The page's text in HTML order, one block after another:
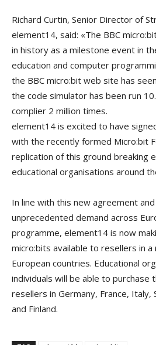
Richard Curtin, Senior Director of
element14, said: «The BBC
in history as a milestone event in
education and computer
the BBC micro:bit web site has
the code simulator has been run
complier 2 million times.
element14 is excited to have
with the recently formed Micro:bit
replication of this ground breaking
educational organisations around
In line with this new agreement
unprecedented demand across
programme, element14 is now
micro:bits available to resellers in a
European countries. Educational
individuals will be able to purchase
resellers in Germany, France, Italy,
and Finland.